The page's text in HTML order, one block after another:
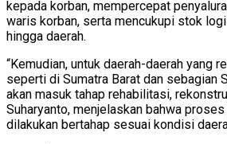
kepada korban, mempercepat
waris korban, serta mencukupi stok
hingga daerah.
“Kemudian, untuk daerah-daerah yang
seperti di Sumatra Barat dan sebagian
akan masuk tahap rehabilitasi,
Suharyanto, menjelaskan bahwa
dilakukan bertahap sesuai kondisi